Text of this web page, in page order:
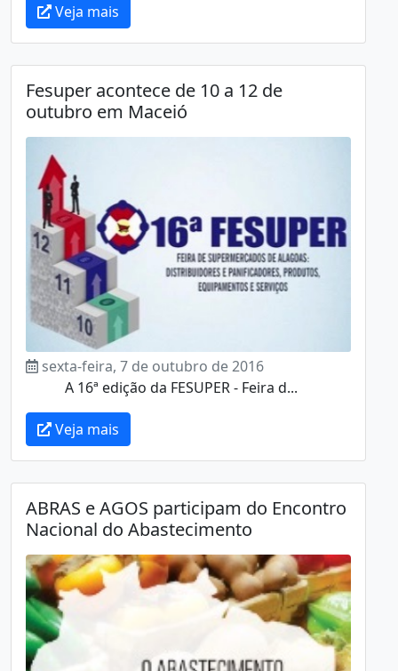
Veja mais
Fesuper acontece de 10 a 12 de
outubro em Maceió
sexta-feira, 7 de outubro de 2016
A 16ª edição da FESUPER - Feira d...
Veja mais
ABRAS e AGOS participam do Encontro
Nacional do Abastecimento